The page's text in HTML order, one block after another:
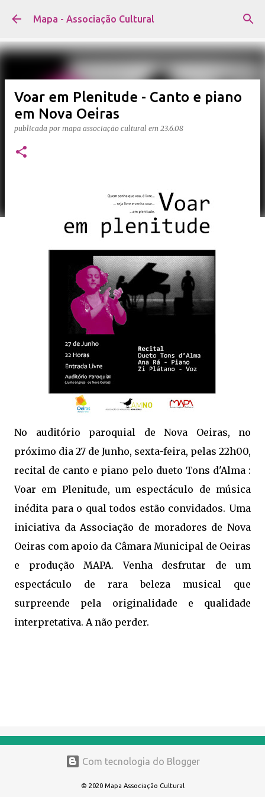
Avançar para o conteúdo principal
Mapa - Associação Cultural
Voar em Plenitude - Canto e piano
em Nova Oeiras
publicada por mapa associação cultural em 23.6.08
No auditório paroquial de Nova Oeiras, no
próximo dia 27 de Junho, sexta-feira, pelas 22h00,
recital de canto e piano pelo dueto Tons d'Alma :
Voar em Plenitude, um espectáculo de música
inédita para o qual todos estão convidados. Uma
iniciativa da Associação de moradores de Nova
Oeiras com apoio da Câmara Municipal de Oeiras
e produção MAPA. Venha desfrutar de um
espectáculo de rara beleza musical que
surpreende pela originalidade e qualidade
interpretativa. A não perder.
Com tecnologia do Blogger
© 2020 Mapa Associação Cultural